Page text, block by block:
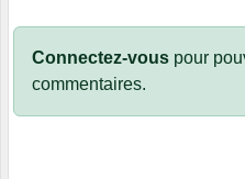
Connectez-vous pour
commentaires.